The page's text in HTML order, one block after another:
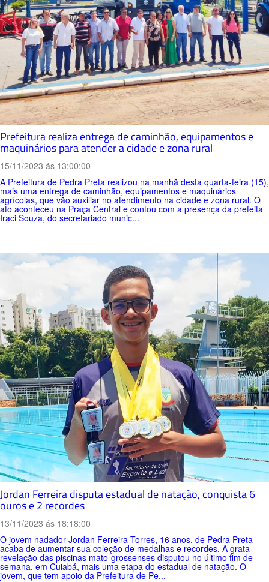
Prefeitura realiza entrega de caminhão, equipamentos e
maquinários para atender a cidade e zona rural
15/11/2023 ás 13:00:00
A Prefeitura de Pedra Preta realizou na manhã desta quarta-feira (15),
mais uma entrega de caminhão, equipamentos e maquinários
agrícolas, que vão auxiliar no atendimento na cidade e zona rural. O
ato aconteceu na Praça Central e contou com a presença da prefeita
Iraci Souza, do secretariado munic...
Jordan Ferreira disputa estadual de natação, conquista 6
ouros e 2 recordes
13/11/2023 ás 18:18:00
O jovem nadador Jordan Ferreira Torres, 16 anos, de Pedra Preta
acaba de aumentar sua coleção de medalhas e recordes. A grata
revelação das piscinas mato-grossenses disputou no último fim de
semana, em Cuiabá, mais uma etapa do estadual de natação. O
jovem, que tem apoio da Prefeitura de Pe...